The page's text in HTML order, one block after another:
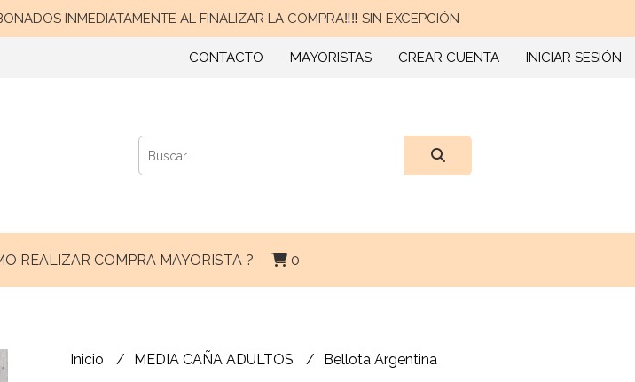
INMEDIATAMENTE AL FINALIZAR LA COMPRA‼️‼️ SIN EXCEPCIÓN
CONTACTO MAYORISTAS CREAR CUENTA INICIAR SESIÓN
REALIZAR COMPRA MAYORISTA ? 0
Inicio MEDIA CAÑA ADULTOS Bellota Argentina